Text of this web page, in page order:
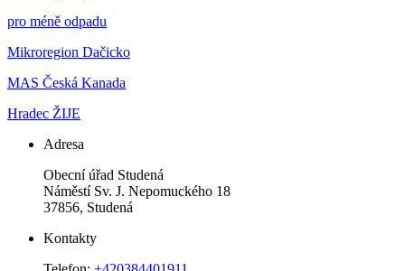
pro méně odpadu
Mikroregion Dačicko
MAS Česká Kanada
Hradec ŽIJE
Adresa
Obecní úřad Studená
Náměstí Sv. J. Nepomuckého 18
37856, Studená
Kontakty